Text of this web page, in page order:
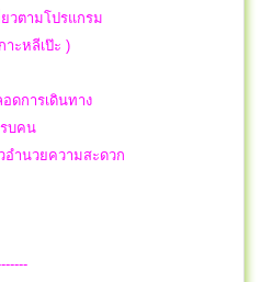
วตามโปรแกรม
ะหลีเป๊ะ )
ดการเดินทาง
บคน
อำนวยความสะดวก